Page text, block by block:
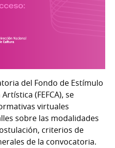
del Fondo de Estímulo
(FEFCA), se
virtuales
sobre las modalidades
criterios de
de la convocatoria.